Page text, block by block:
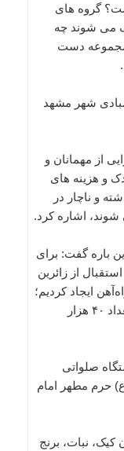
گروه های
می شوند چه
مجموعه دست
مبادی شهر مشهد
از مهمانان و
و هزینه های
و ناچار در
اشاره کرد.
باره گفت: برای
از زائرین
ایجاد کردیم؛
در این راستا صبح‌ها از ساعت ۶ الی ۹، تعداد ۴۰ هزار
صلواتی
حرم مطهر امام
نیز دو ملیون کیک، نبات، برنج